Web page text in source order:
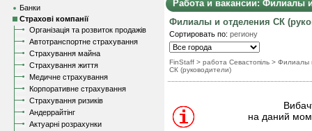
Банки
Страхові компанії
Організація та розвиток продажів
Автотранспортне страхування
Страхування майна
Страхування життя
Медичне страхування
Корпоративне страхування
Страхування ризиків
Андеррайтінг
Актуарні розрахунки
Работа и вакансии: Филиалы
Филиалы и отделения СК
Сортировать по: региону
FinStaff > работа Севастопіль > Филиалы
СК (руководители)
на даний